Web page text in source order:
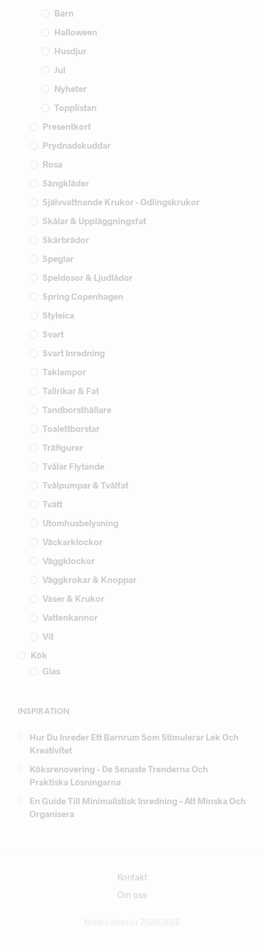
Barn
Halloween
Husdjur
Jul
Nyheter
Topplistan
Presentkort
Prydnadskuddar
Rosa
Sängkläder
Självvattnande Krukor - Odlingskrukor
Skålar & Uppläggningsfat
Skärbrädor
Speglar
Speldosor & Ljudlådor
Spring Copenhagen
Styleica
Svart
Svart Inredning
Taklampor
Tallrikar & Fat
Tandborsthållare
Toalettborstar
Träfigurer
Tvålar Flytande
Tvålpumpar & Tvålfat
Tvätt
Utomhusbelysning
Väckarklockor
Väggklockor
Väggkrokar & Knoppar
Vaser & Krukor
Vattenkannor
Vit
Kök
Glas
INSPIRATION
Hur Du Inreder Ett Barnrum Som Stimulerar Lek Och
Kreativitet
Köksrenovering – De Senaste Trenderna Och
Praktiska Lösningarna
En Guide Till Minimalistisk Inredning – Att Minska Och
Organisera
Kontakt
Om oss